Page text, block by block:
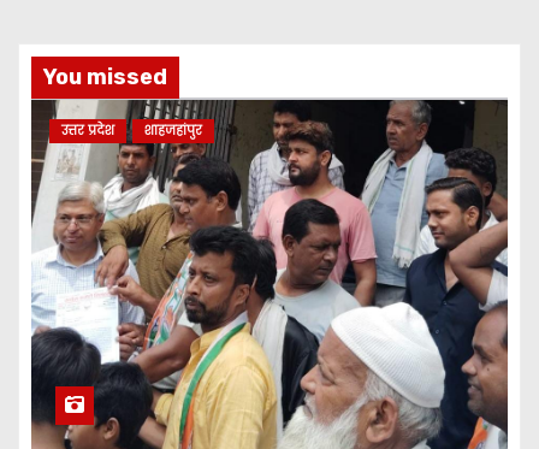
You missed
उत्तर प्रदेश शाहजहांपुर